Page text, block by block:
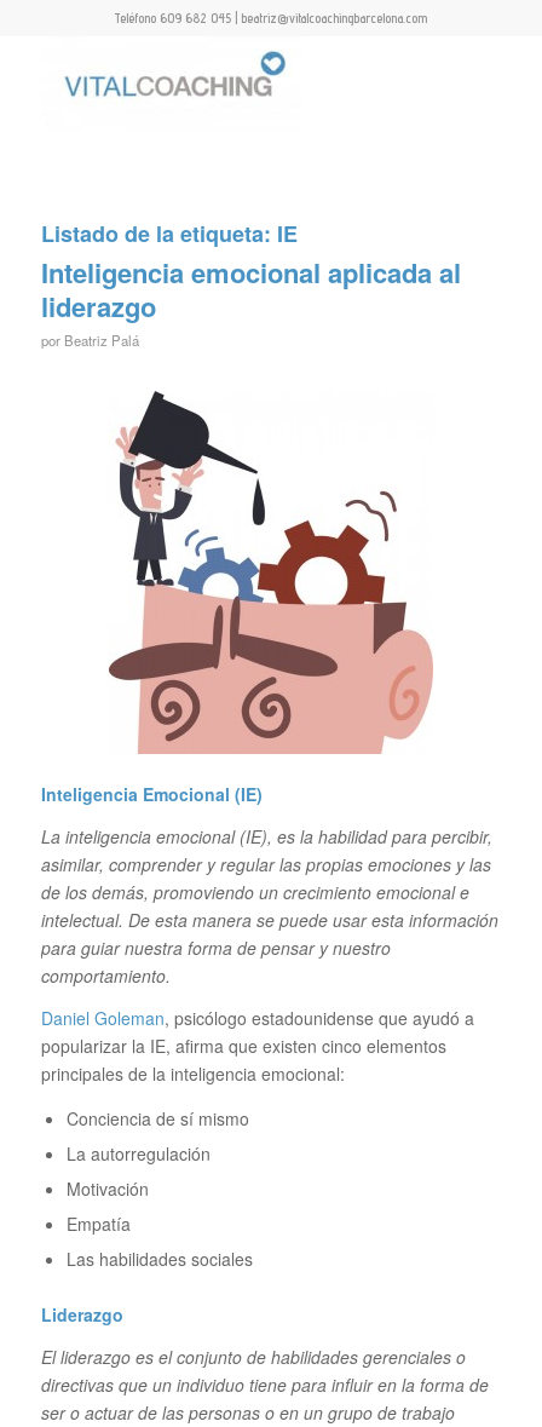
Teléfono 609 682 045 | beatriz@vitalcoachingbarcelona.com
Listado de la etiqueta: IE
Inteligencia emocional aplicada al
liderazgo
por Beatriz Palá
Inteligencia Emocional (IE)
La inteligencia emocional (IE), es la habilidad para percibir,
asimilar, comprender y regular las propias emociones y las
de los demás, promoviendo un crecimiento emocional e
intelectual. De esta manera se puede usar esta información
para guiar nuestra forma de pensar y nuestro
comportamiento.
Daniel Goleman, psicólogo estadounidense que ayudó a
popularizar la IE, afirma que existen cinco elementos
principales de la inteligencia emocional:
Conciencia de sí mismo
La autorregulación
Motivación
Empatía
Las habilidades sociales
Liderazgo
El liderazgo es el conjunto de habilidades gerenciales o
directivas que un individuo tiene para influir en la forma de
ser o actuar de las personas o en un grupo de trabajo